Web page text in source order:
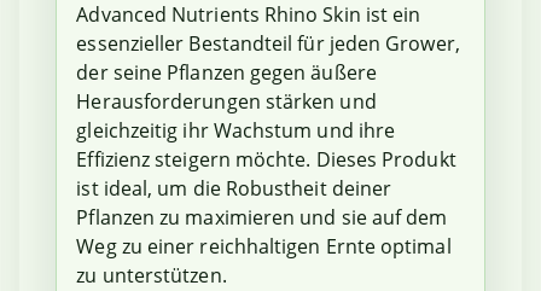
Advanced Nutrients Rhino Skin ist ein
essenzieller Bestandteil für jeden Grower,
der seine Pflanzen gegen äußere
Herausforderungen stärken und
gleichzeitig ihr Wachstum und ihre
Effizienz steigern möchte. Dieses Produkt
ist ideal, um die Robustheit deiner
Pflanzen zu maximieren und sie auf dem
Weg zu einer reichhaltigen Ernte optimal
zu unterstützen.